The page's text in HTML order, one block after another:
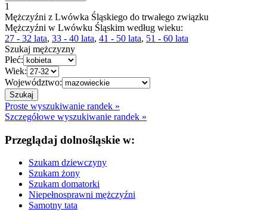
1
Mężczyźni z Lwówka Śląskiego do trwałego związku
Mężczyźni w Lwówku Śląskim według wieku:
27 - 32 lata, 33 - 40 lata, 41 - 50 lata, 51 - 60 lata
Szukaj mężczyzny
Płeć:
Wiek:
Województwo:
Proste wyszukiwanie randek »
Szczegółowe wyszukiwanie randek »
Przeglądaj dolnośląskie w:
Szukam dziewczyny
Szukam żony
Szukam domatorki
Niepełnosprawni mężczyźni
Samotny tata